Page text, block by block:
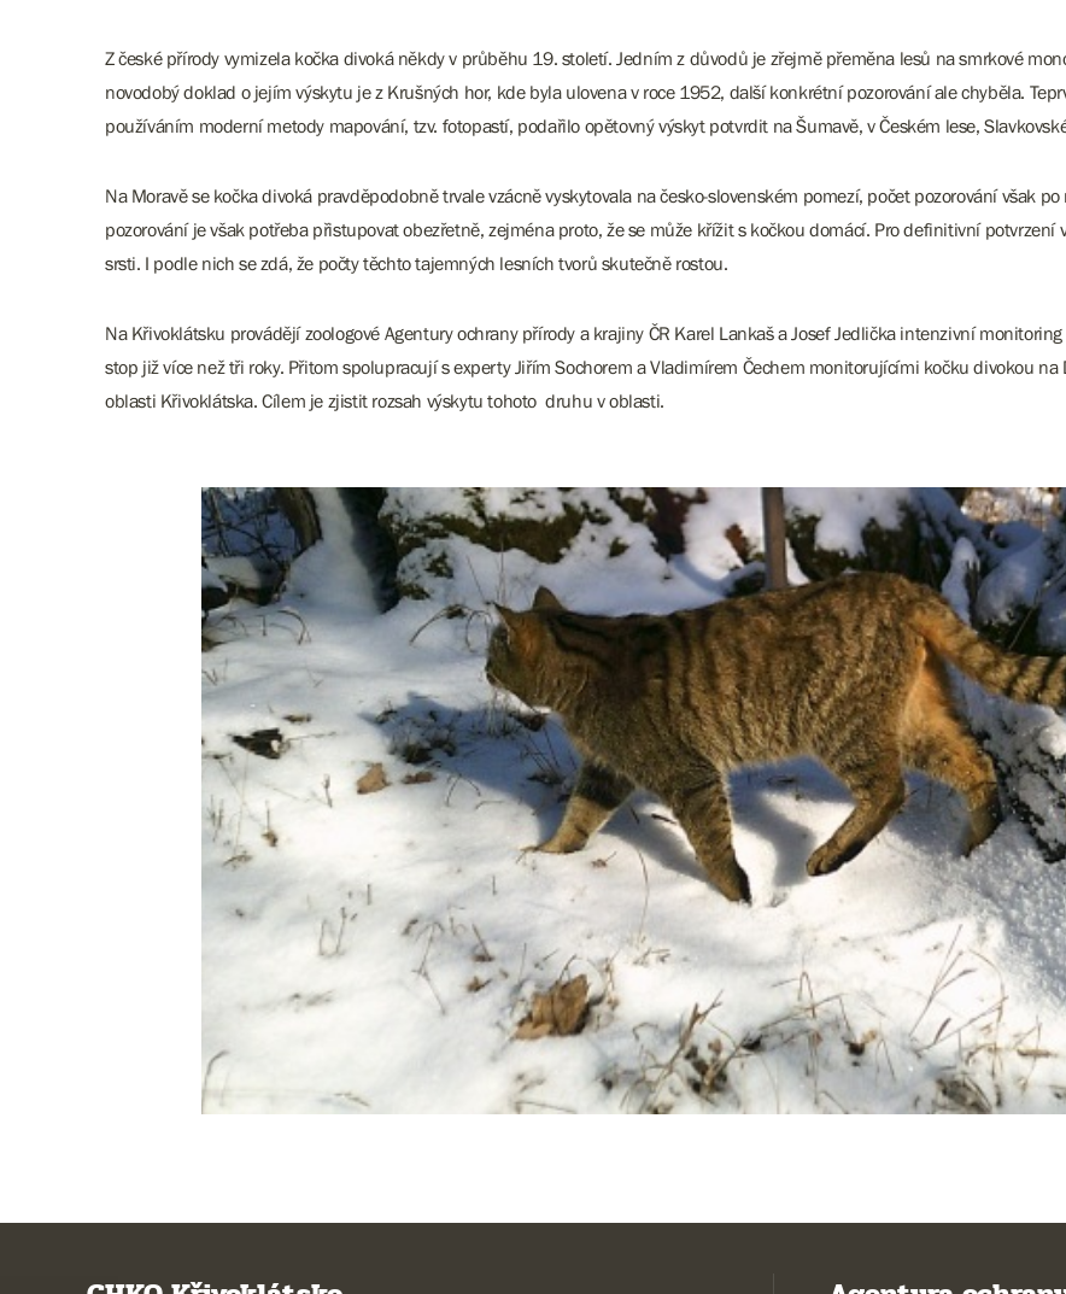
Z české přírody vymizela kočka divoká někdy v průběhu 19. století. Jedním z důvodů je zřejmě přeměna lesů na smrkové
novodobý doklad o jejím výskytu je z Krušných hor, kde byla ulovena v roce 1952, další konkrétní pozorování ale chyběla.
používáním moderní metody mapování, tzv. fotopastí, podařilo opětovný výskyt potvrdit na Šumavě, v Českém lese,
Na Moravě se kočka divoká pravděpodobně trvale vzácně vyskytovala na česko-slovenském pomezí, počet pozorování však
pozorování je však potřeba přistupovat obezřetně, zejména proto, že se může křížit s kočkou domácí. Pro definitivní
srsti. I podle nich se zdá, že počty těchto tajemných lesních tvorů skutečně rostou.
Na Křivoklátsku provádějí zoologové Agentury ochrany přírody a krajiny ČR Karel Lankaš a Josef Jedlička intenzivní
stop již více než tři roky. Přitom spolupracují s experty Jiřím Sochorem a Vladimírem Čechem monitorujícími kočku divokou
oblasti Křivoklátska. Cílem je zjistit rozsah výskytu tohoto druhu v oblasti.